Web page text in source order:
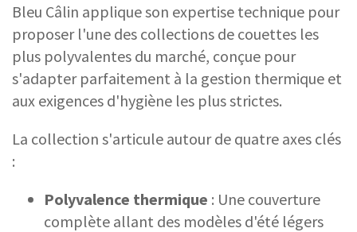
Bleu Câlin applique son expertise technique pour
proposer l'une des collections de couettes les
plus polyvalentes du marché, conçue pour
s'adapter parfaitement à la gestion thermique et
aux exigences d'hygiène les plus strictes.
La collection s'articule autour de quatre axes clés
:
Polyvalence thermique : Une couverture
complète allant des modèles d'été légers